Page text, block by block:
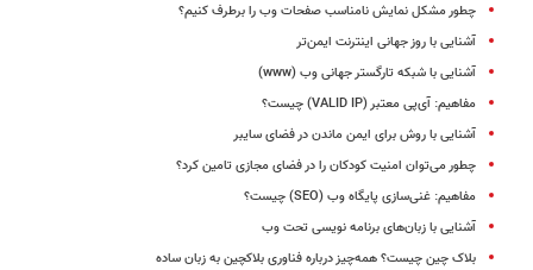
چطور مشکل نمایش نامناسب صفحات وب را برطرف کنیم؟
آشنایی با روز جهانی اینترنت ایمن‌تر
آشنایی با شبکه تارگستر جهانی وب (www)
مفاهیم: آی‌پی معتبر (VALID IP) چیست؟
آشنایی با روش برای ایمن ماندن در فضای سایبر
چطور می‌توان امنیت کودکان را در فضای مجازی تامین کرد؟
مفاهیم: غنی‌‏سازی پایگاه وب (SEO) چیست؟
آشنایی با زبان‌های برنامه نویسی تحت وب
بلاک چین چیست؟ همه‌چیز درباره فناوری بلاکچین به زبان ساده